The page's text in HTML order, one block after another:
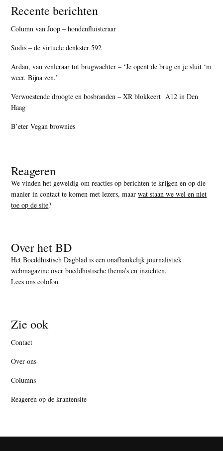
Recente berichten
Column van Joop – hondenfluisteraar
Sodis – de virtuele denkster 592
Ardan, van zenleraar tot brugwachter – ‘Je opent de brug en je sluit ‘m
weer. Bijna zen.’
Verwoestende droogte en bosbranden – XR blokkeert A12 in Den
Haag
B’eter Vegan brownies
Reageren
We vinden het geweldig om reacties op berichten te krijgen en op die
manier in contact te komen met lezers, maarwat staan we wel en niet
toe op de site?
Over het BD
Het Boeddhistisch Dagblad is een onafhankelijk journalistiek
webmagazine over boeddhistische thema’s en inzichten.
Lees ons colofon.
Zie ook
Contact
Over ons
Columns
Reageren op de krantensite